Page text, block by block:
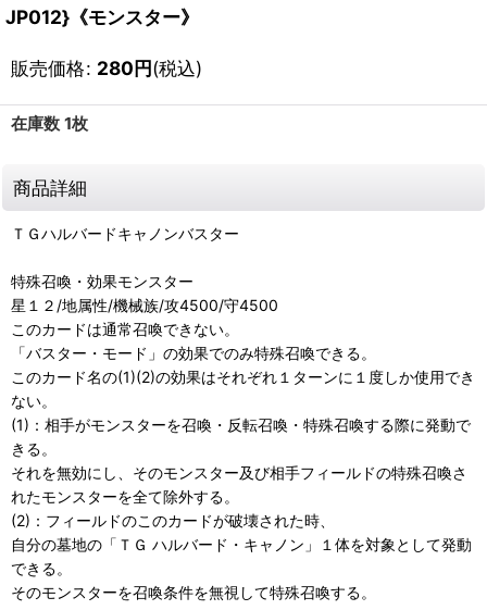
JP012}《モンスター》
販売価格: 280円(税込)
在庫数 1枚
商品詳細
ＴＧハルバードキャノンバスター
特殊召喚・効果モンスター
星１２/地属性/機械族/攻4500/守4500
このカードは通常召喚できない。
「バスター・モード」の効果でのみ特殊召喚できる。
このカード名の(1)(2)の効果はそれぞれ１ターンに１度しか使用でき
ない。
(1)：相手がモンスターを召喚・反転召喚・特殊召喚する際に発動で
きる。
それを無効にし、そのモンスター及び相手フィールドの特殊召喚さ
れたモンスターを全て除外する。
(2)：フィールドのこのカードが破壊された時、
自分の墓地の「ＴＧ ハルバード・キャノン」１体を対象として発動
できる。
そのモンスターを召喚条件を無視して特殊召喚する。